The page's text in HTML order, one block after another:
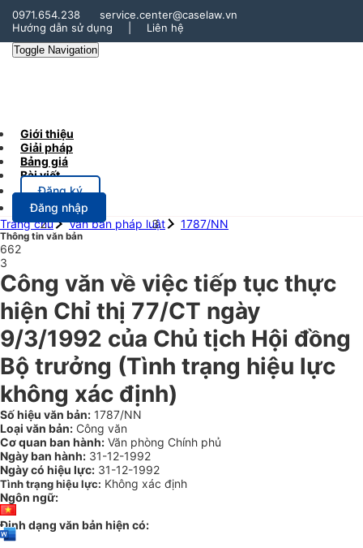
0971.654.238
service.center@caselaw.vn
Hướng dẫn sử dụng
Liên hệ
Toggle Navigation
Giới thiệu
Giải pháp
Bảng giá
Bài viết
Đăng ký
Đăng nhập
Trang chủ
Văn bản pháp luật 1787/NN
Thông tin văn bản
662
3
Công văn về việc tiếp tục thực
hiện Chỉ thị 77/CT ngày
9/3/1992 của Chủ tịch Hội đồng
Bộ trưởng (Tình trạng hiệu lực
không xác định)
Số hiệu văn bản: 1787/NN
Loại văn bản: Công văn
Cơ quan ban hành: Văn phòng Chính phủ
Ngày ban hành: 31-12-1992
Ngày có hiệu lực: 31-12-1992
Tình trạng hiệu lực: Không xác định
Ngôn ngữ:
Định dạng văn bản hiện có: